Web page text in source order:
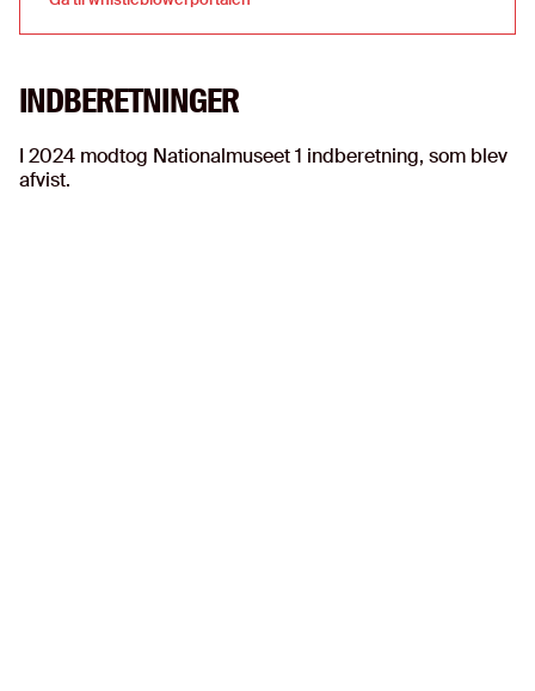
INDBERETNINGER
I 2024 modtog Nationalmuseet 1 indberetning, som blev
afvist.